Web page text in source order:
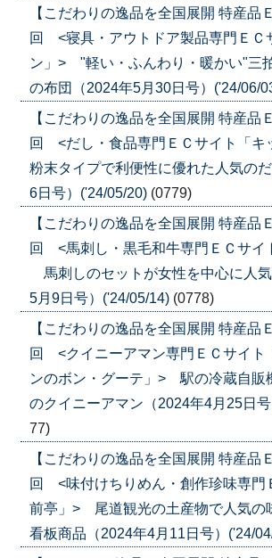
【こだわりの逸品を全国展開 特産品
回 <寝具・アウトドア製品専門ＥＣ
ン」> "軽い・ふんわり・暖かい"三
の布団（2024年5月30日号）('24/06/
【こだわりの逸品を全国展開 特産品
回 <だし・食品専門ＥＣサイト「
粉末タイプで利便性に優れた人気の
6日号）('24/05/20) (0779)
【こだわりの逸品を全国展開 特産品
回 <馬刺し・黒毛和牛専門ＥＣサイ
馬刺しのセットが女性を中心に人
5月9日号）('24/05/14) (0778)
【こだわりの逸品を全国展開 特産品
回 <クイニーアマン専門ＥＣサイト
ンのボン・グーテ」> 駅の冷蔵自販
のクイニーアマン（2024年4月25日
77)
【こだわりの逸品を全国展開 特産品
回 <味付けちりめん・創作珍味専門
前亭」> 尾道観光の土産物で人気の
看板商品（2024年4月11日号）('24/